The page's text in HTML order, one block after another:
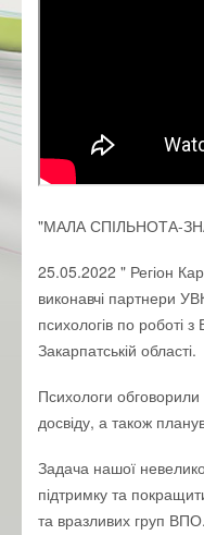
"МАЛА СПІЛЬНОТА-
25.05.2022 " Регіон
виконавчі партнери
психологів по роботі
Закарпатській області.
Психологи
досвіду, а також
Задача нашої
підтримку та
та вразливих груп ВПО.